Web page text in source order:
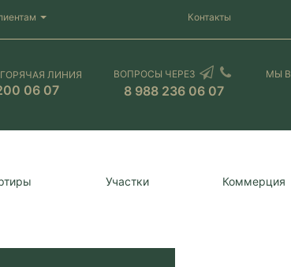
Контакты
ЛИНИЯ
06 07
ВОПРОСЫ ЧЕРЕЗ
8 988 236 06 07
МЫ
Участки Коммерция